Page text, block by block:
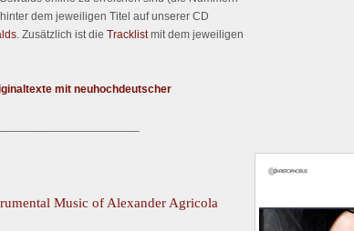
dem jeweiligen Titel auf unserer CD
. Zusätzlich ist die Tracklistmit dem jeweiligen
mit neuhochdeutscher
Music of Alexander Agricola